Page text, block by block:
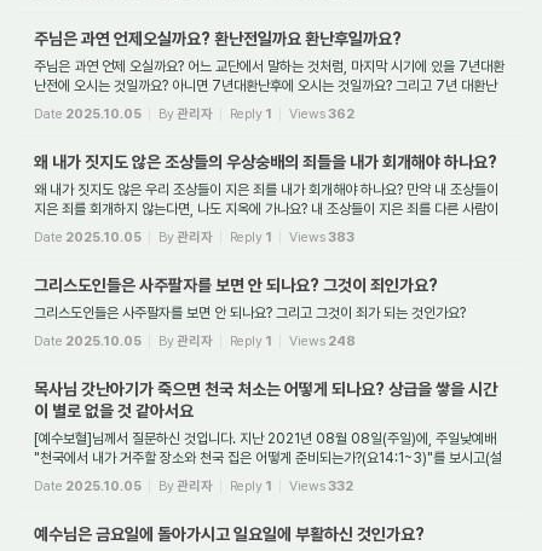
주님은 과연 언제오실까요? 환난전일까요 환난후일까요?
주님은 과연 언제 오실까요? 어느 교단에서 말하는 것처럼, 마지막 시기에 있을 7년대환
난전에 오시는 것일까요? 아니면 7년대환난후에 오시는 것일까요? 그리고 7년 대환난
은 정말 맞는 주장일까요? 성도들의 휴거는 환난전에 있을까요 아니면 주님의 지상재...
Date 2025.10.05 By관리자 Reply 1 Views362
왜 내가 짓지도 않은 조상들의 우상숭배의 죄들을 내가 회개해야 하나요?
왜 내가 짓지도 않은 우리 조상들이 지은 죄를 내가 회개해야 하나요? 만약 내 조상들이
지은 죄를 회개하지 않는다면, 나도 지옥에 가나요? 내 조상들이 지은 죄를 다른 사람이
회개해도 그 죄가 깨끗해질 수 있나요? 왜 조상들이 지은 죄는 그 피를 받은 후...
Date 2025.10.05 By관리자 Reply 1 Views383
그리스도인들은 사주팔자를 보면 안 되나요? 그것이 죄인가요?
그리스도인들은 사주팔자를 보면 안 되나요? 그리고 그것이 죄가 되는 것인가요?
Date 2025.10.05 By관리자 Reply 1 Views 248
목사님 갓난아기가 죽으면 천국 처소는 어떻게 되나요? 상급을 쌓을 시간
이 별로 없을 것 같아서요
[예수보혈]님께서 질문하신 것입니다. 지난 2021년 08월 08일(주일)에, 주일낮예배
"천국에서 내가 거주할 장소와 천국 집은 어떻게 준비되는가?(요14:1~3)"를 보시고(설
교동영상: https://youtu.be/Kfd7LrCSQss), 예수보혈님께서 질문하신 것입니다.
질문: "...
Date 2025.10.05 By관리자 Reply 1 Views332
예수님은 금요일에 돌아가시고 일요일에 부활하신 것인가요?